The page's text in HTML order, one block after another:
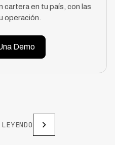
en tu país, con las
operación.
Demo